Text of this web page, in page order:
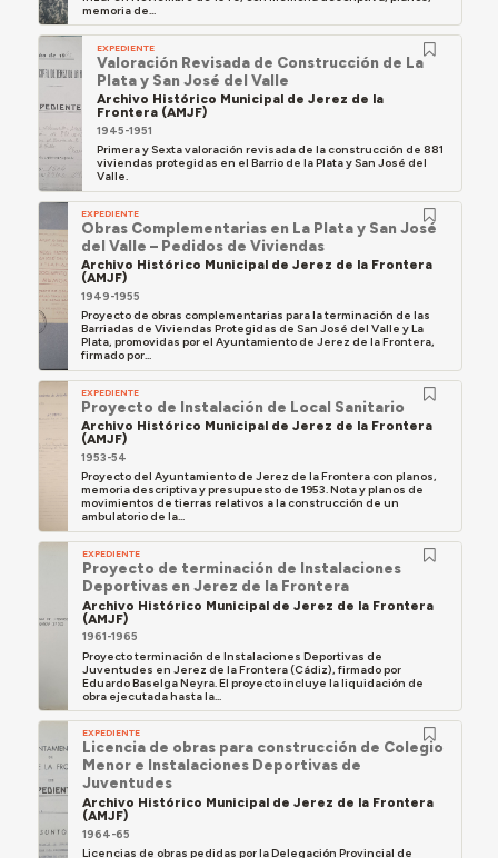
memoria de...
EXPEDIENTE
Valoración Revisada de Construcción de La
Plata y San José del Valle
Archivo Histórico Municipal de Jerez de la
Frontera (AMJF)
1945-1951
Primera y Sexta valoración revisada de la construcción de 881
viviendas protegidas en el Barrio de la Plata y San José del
Valle.
EXPEDIENTE
Obras Complementarias en La Plata y San José
del Valle – Pedidos de Viviendas
Archivo Histórico Municipal de Jerez de la Frontera
(AMJF)
1949-1955
Proyecto de obras complementarias para la terminación de las
Barriadas de Viviendas Protegidas de San José del Valle y La
Plata, promovidas por el Ayuntamiento de Jerez de la Frontera,
firmado por...
EXPEDIENTE
Proyecto de Instalación de Local Sanitario
Archivo Histórico Municipal de Jerez de la Frontera
(AMJF)
1953-54
Proyecto del Ayuntamiento de Jerez de la Frontera con planos,
memoria descriptiva y presupuesto de 1953. Nota y planos de
movimientos de tierras relativos a la construcción de un
ambulatorio de la...
EXPEDIENTE
Proyecto de terminación de Instalaciones
Deportivas en Jerez de la Frontera
Archivo Histórico Municipal de Jerez de la Frontera
(AMJF)
1961-1965
Proyecto terminación de Instalaciones Deportivas de
Juventudes en Jerez de la Frontera (Cádiz), firmado por
Eduardo Baselga Neyra. El proyecto incluye la liquidación de
obra ejecutada hasta la...
EXPEDIENTE
Licencia de obras para construcción de Colegio
Menor e Instalaciones Deportivas de
Juventudes
Archivo Histórico Municipal de Jerez de la Frontera
(AMJF)
1964-65
Licencias de obras pedidas por la Delegación Provincial de